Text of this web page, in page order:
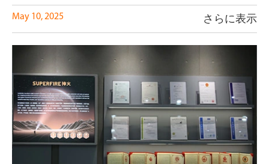
May 10, 2025 さらに表示